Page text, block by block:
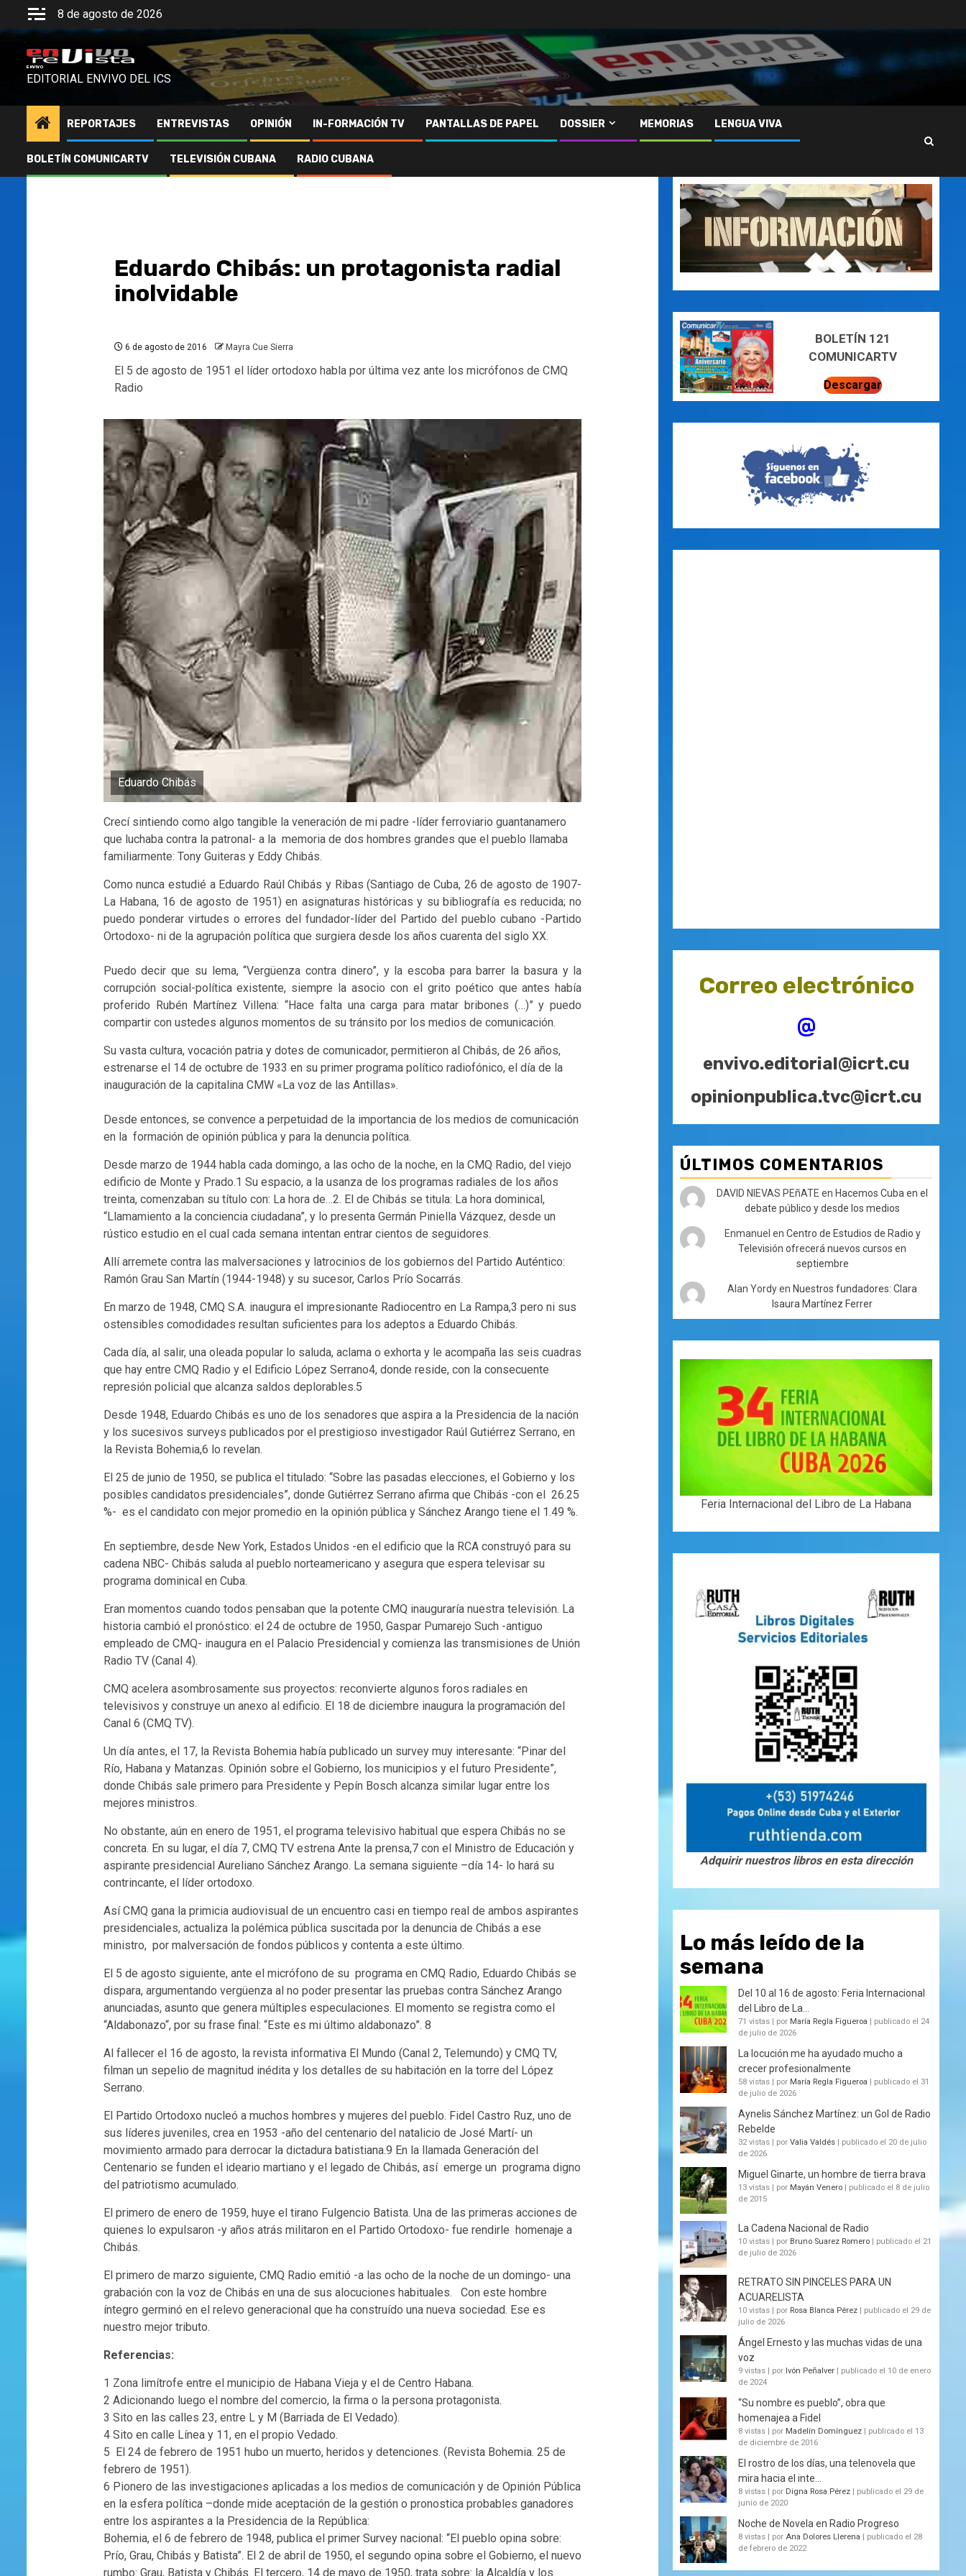
8 de agosto de 2026
ENVIVO
EDITORIAL ENVIVO DEL ICS
REPORTAJES ENTREVISTAS OPINIÓN IN-FORMACIÓN TV PANTALLAS DE PAPEL DOSSIER MEMORIAS LENGUA VIVA
BOLETÍN COMUNICARTV TELEVISIÓN CUBANA RADIO CUBANA
Eduardo Chibás: un protagonista radial
inolvidable
6 de agosto de 2016 Mayra Cue Sierra
El 5 de agosto de 1951 el líder ortodoxo habla por última vez ante los micrófonos de CMQ
Radio
Eduardo Chibás
Crecí sintiendo como algo tangible la veneración de mi padre -líder ferroviario guantanamero
que luchaba contra la patronal- a la memoria de dos hombres grandes que el pueblo llamaba
familiarmente: Tony Guiteras y Eddy Chibás.
Como nunca estudié a Eduardo Raúl Chibás y Ribas (Santiago de Cuba, 26 de agosto de 1907-
La Habana, 16 de agosto de 1951) en asignaturas históricas y su bibliografía es reducida; no
puedo ponderar virtudes o errores del fundador-líder del Partido del pueblo cubano -Partido
Ortodoxo- ni de la agrupación política que surgiera desde los años cuarenta del siglo XX.
Puedo decir que su lema, “Vergüenza contra dinero”, y la escoba para barrer la basura y la
corrupción social-política existente, siempre la asocio con el grito poético que antes había
proferido Rubén Martínez Villena: “Hace falta una carga para matar bribones (…)” y puedo
compartir con ustedes algunos momentos de su tránsito por los medios de comunicación.
Su vasta cultura, vocación patria y dotes de comunicador, permitieron al Chibás, de 26 años,
estrenarse el 14 de octubre de 1933 en su primer programa político radiofónico, el día de la
inauguración de la capitalina CMW «La voz de las Antillas».
Desde entonces, se convence a perpetuidad de la importancia de los medios de comunicación
en la formación de opinión pública y para la denuncia política.
Desde marzo de 1944 habla cada domingo, a las ocho de la noche, en la CMQ Radio, del viejo
edificio de Monte y Prado.1 Su espacio, a la usanza de los programas radiales de los años
treinta, comenzaban su título con: La hora de…2. El de Chibás se titula: La hora dominical,
“Llamamiento a la conciencia ciudadana”, y lo presenta Germán Piniella Vázquez, desde un
rústico estudio en el cual cada semana intentan entrar cientos de seguidores.
Allí arremete contra las malversaciones y latrocinios de los gobiernos del Partido Auténtico:
Ramón Grau San Martín (1944-1948) y su sucesor, Carlos Prío Socarrás.
En marzo de 1948, CMQ S.A. inaugura el impresionante Radiocentro en La Rampa,3 pero ni sus
ostensibles comodidades resultan suficientes para los adeptos a Eduardo Chibás.
Cada día, al salir, una oleada popular lo saluda, aclama o exhorta y le acompaña las seis cuadras
que hay entre CMQ Radio y el Edificio López Serrano4, donde reside, con la consecuente
represión policial que alcanza saldos deplorables.5
Desde 1948, Eduardo Chibás es uno de los senadores que aspira a la Presidencia de la nación
y los sucesivos surveys publicados por el prestigioso investigador Raúl Gutiérrez Serrano, en
la Revista Bohemia,6 lo revelan.
El 25 de junio de 1950, se publica el titulado: “Sobre las pasadas elecciones, el Gobierno y los
posibles candidatos presidenciales”, donde Gutiérrez Serrano afirma que Chibás -con el 26.25
%- es el candidato con mejor promedio en la opinión pública y Sánchez Arango tiene el 1.49 %.
En septiembre, desde New York, Estados Unidos -en el edificio que la RCA construyó para su
cadena NBC- Chibás saluda al pueblo norteamericano y asegura que espera televisar su
programa dominical en Cuba.
Eran momentos cuando todos pensaban que la potente CMQ inauguraría nuestra televisión. La
historia cambió el pronóstico: el 24 de octubre de 1950, Gaspar Pumarejo Such -antiguo
empleado de CMQ- inaugura en el Palacio Presidencial y comienza las transmisiones de Unión
Radio TV (Canal 4).
CMQ acelera asombrosamente sus proyectos: reconvierte algunos foros radiales en
televisivos y construye un anexo al edificio. El 18 de diciembre inaugura la programación del
Canal 6 (CMQ TV).
Un día antes, el 17, la Revista Bohemia había publicado un survey muy interesante: “Pinar del
Río, Habana y Matanzas. Opinión sobre el Gobierno, los municipios y el futuro Presidente”,
donde Chibás sale primero para Presidente y Pepín Bosch alcanza similar lugar entre los
mejores ministros.
No obstante, aún en enero de 1951, el programa televisivo habitual que espera Chibás no se
concreta. En su lugar, el día 7, CMQ TV estrena Ante la prensa,7 con el Ministro de Educación y
aspirante presidencial Aureliano Sánchez Arango. La semana siguiente –día 14- lo hará su
contrincante, el líder ortodoxo.
Así CMQ gana la primicia audiovisual de un encuentro casi en tiempo real de ambos aspirantes
presidenciales, actualiza la polémica pública suscitada por la denuncia de Chibás a ese
ministro, por malversación de fondos públicos y contenta a este último.
El 5 de agosto siguiente, ante el micrófono de su programa en CMQ Radio, Eduardo Chibás se
dispara, argumentando vergüenza al no poder presentar las pruebas contra Sánchez Arango
anunciadas, asunto que genera múltiples especulaciones. El momento se registra como el
“Aldabonazo“, por su frase final: “Este es mi último aldabonazo”. 8
Al fallecer el 16 de agosto, la revista informativa El Mundo (Canal 2, Telemundo) y CMQ TV,
filman un sepelio de magnitud inédita y los detalles de su habitación en la torre del López
Serrano.
El Partido Ortodoxo nucleó a muchos hombres y mujeres del pueblo. Fidel Castro Ruz, uno de
sus líderes juveniles, crea en 1953 -año del centenario del natalicio de José Martí- un
movimiento armado para derrocar la dictadura batistiana.9 En la llamada Generación del
Centenario se funden el ideario martiano y el legado de Chibás, así emerge un programa digno
del patriotismo acumulado.
El primero de enero de 1959, huye el tirano Fulgencio Batista. Una de las primeras acciones de
quienes lo expulsaron -y años atrás militaron en el Partido Ortodoxo- fue rendirle homenaje a
Chibás.
El primero de marzo siguiente, CMQ Radio emitió -a las ocho de la noche de un domingo- una
grabación con la voz de Chibás en una de sus alocuciones habituales. Con este hombre
íntegro germinó en el relevo generacional que ha construído una nueva sociedad. Ese es
nuestro mejor tributo.
Referencias:
1 Zona limítrofe entre el municipio de Habana Vieja y el de Centro Habana.
2 Adicionando luego el nombre del comercio, la firma o la persona protagonista.
3 Sito en las calles 23, entre L y M (Barriada de El Vedado).
4 Sito en calle Línea y 11, en el propio Vedado.
5 El 24 de febrero de 1951 hubo un muerto, heridos y detenciones. (Revista Bohemia. 25 de
febrero de 1951).
6 Pionero de las investigaciones aplicadas a los medios de comunicación y de Opinión Pública
en la esfera política –donde mide aceptación de la gestión o pronostica probables ganadores
entre los aspirantes a la Presidencia de la República:
Bohemia, el 6 de febrero de 1948, publica el primer Survey nacional: “El pueblo opina sobre:
Prío, Grau, Chibás y Batista”. El 2 de abril de 1950, el segundo opina sobre el Gobierno, el nuevo
rumbo: Grau, Batista y Chibás. El tercero, 14 de mayo de 1950, trata sobre: la Alcaldía y los
BOLETÍN 121
COMUNICARTV
Descargar
Correo electrónico
@
envivo.editorial@icrt.cu
opinionpublica.tvc@icrt.cu
ÚLTIMOS COMENTARIOS
DAVID NIEVAS PEñATE en Hacemos Cuba en el
debate público y desde los medios
Enmanuel en Centro de Estudios de Radio y
Televisión ofrecerá nuevos cursos en
septiembre
Alan Yordyen Nuestros fundadores: Clara
Isaura Martínez Ferrer
Feria Internacional del Libro de La Habana
Adquirir nuestros libros en esta dirección
Lo más leído de la
semana
Del 10 al 16 de agosto: Feria Internacional
del Libro de La...
71 vistas | por María Regla Figueroa | publicado el 24
de julio de 2026
La locución me ha ayudado mucho a
crecer profesionalmente
58 vistas | por María Regla Figueroa | publicado el 31
de julio de 2026
Aynelis Sánchez Martínez: un Gol de Radio
Rebelde
32 vistas | por Valia Valdés | publicado el 20 de julio
de 2026
Miguel Ginarte, un hombre de tierra brava
13 vistas | por Mayán Venero | publicado el 8 de julio
de 2015
La Cadena Nacional de Radio
10 vistas | por Bruno Suarez Romero | publicado el 21
de julio de 2026
RETRATO SIN PINCELES PARA UN
ACUARELISTA
10 vistas | por Rosa Blanca Pérez | publicado el 29 de
julio de 2026
Ángel Ernesto y las muchas vidas de una
voz
9 vistas | por Ivón Peñalver | publicado el 10 de enero
de 2024
“Su nombre es pueblo”, obra que
homenajea a Fidel
8 vistas | por Madelín Domínguez | publicado el 13
de diciembre de 2016
El rostro de los días, una telenovela que
mira hacia el inte...
8 vistas | por Digna Rosa Pérez | publicado el 29 de
junio de 2020
Noche de Novela en Radio Progreso
8 vistas | por Ana Dolores Llerena | publicado el 28
de febrero de 2022